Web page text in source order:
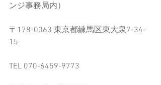
ンジ事務局内）
〒178-0063 東京都練馬区東大泉7-34-
15
TEL 070-6459-9773